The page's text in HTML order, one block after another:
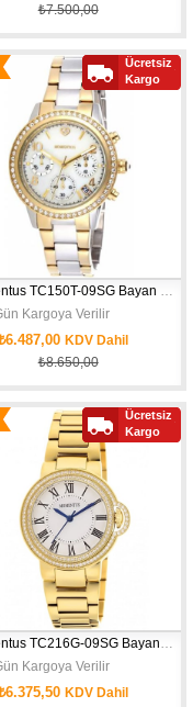
₺7.500,00
Kargoya Verilir
KDV Dahil
₺8.650,00
Ücretsiz
Kargo
Kargoya Verilir
KDV Dahil
Ücretsiz
Kargo